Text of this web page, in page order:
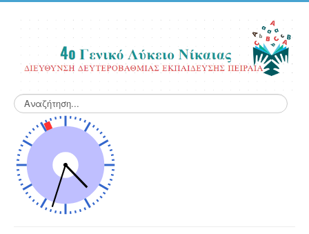
Αναζήτηση...